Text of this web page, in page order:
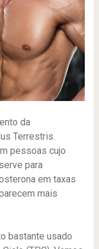
da
Terrestris.
pessoas cujo
para
em taxas
mais
bastante usado